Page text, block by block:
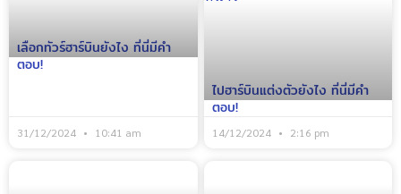
เลือกทัวร์ฮาร์บินยังไง ที่นี่มีคำ
ตอบ!
31/12/2024 10:41 am
ไปฮาร์บินแต่งตัวยังไง ที่นี่มีคำ
ตอบ!
14/12/2024 2:16 pm